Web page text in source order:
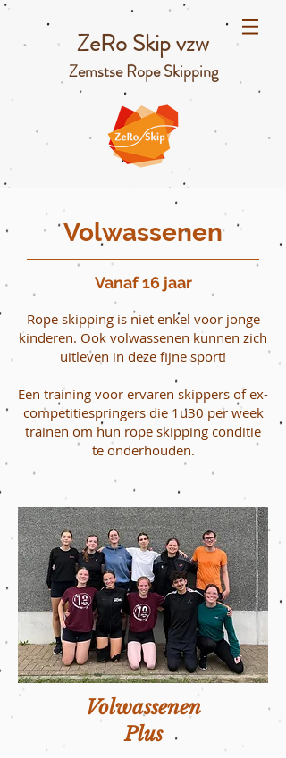
ZeRo Skip vzw
Zemstse Rope Skipping
Volwassenen
Vanaf 16 jaar
Rope skipping is niet enkel voor jonge
kinderen. Ook volwassenen kunnen zich
uitleven in deze fijne sport!
Een training voor ervaren skippers of ex-
competitiespringers die 1u30 per week
trainen om hun rope skipping conditie
te onderhouden.
Volwassenen
Plus